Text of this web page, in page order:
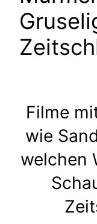
Filme
wie
welchen